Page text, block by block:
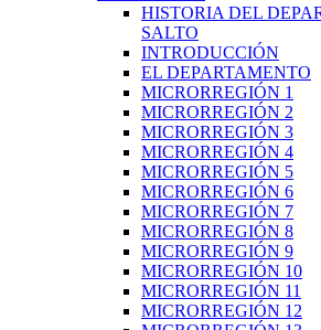
HISTORIA DEL
SALTO
INTRODUCCIÓN
EL DEPARTAMENTO
MICRORREGIÓN 1
MICRORREGIÓN 2
MICRORREGIÓN 3
MICRORREGIÓN 4
MICRORREGIÓN 5
MICRORREGIÓN 6
MICRORREGIÓN 7
MICRORREGIÓN 8
MICRORREGIÓN 9
MICRORREGIÓN 10
MICRORREGIÓN 11
MICRORREGIÓN 12